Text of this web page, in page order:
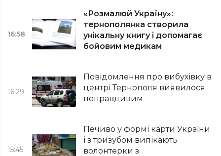
16:58
«Розмалюй Україну»:
тернополянка створила
унікальну книгу і допомагає
бойовим медикам
16:29
Повідомлення про вибухівку в
центрі Тернополя виявилося
неправдивим
15:45
Печиво у формі карти України
і з тризубом випікають
волонтерки з